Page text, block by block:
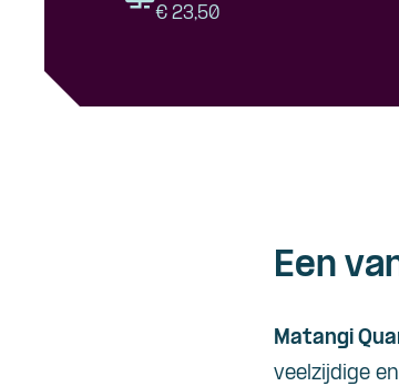
€ 23,50
Een
Matangi
veelzijdige